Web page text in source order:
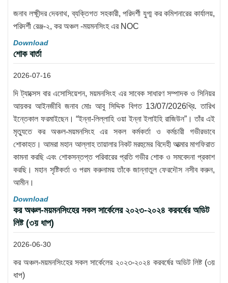
জনাব লক্ষীন্দর দেবনাথ, ব্যক্তিগত সহকারী, পরিদর্শী যুগ্ম কর কমিশনারের কার্যালয়,
পরিদর্শী রেঞ্জ-২, কর অঞ্চল -ময়মনসিংহ এর NOC
Download
শোক বার্তা
2026-07-16
দি ট্যাক্সেস বার এসোসিয়েশন, ময়মনসিংহ এর সাবেক সাধারণ সম্পাদক ও সিনিয়র
আয়কর আইনজীবি জনাব মোঃ আবু সিদ্দিক বিগত 13/07/2026খ্রি. তারিখ
ইন্তেকাল ফরমাইছেন। “ইন্না-লিল্লাহি ওয়া ইন্না ইলাইহি রাজিউন”। তাঁর এই
মৃত্যুতে কর অঞ্চল-ময়মনসিংহ এর সকল কর্মকর্তা ও কর্মচারী গভীরভাবে
শোকাহত। আমরা মহান আল্লাহ তায়ালার নিকট মরহুমের বিদেহী আত্মার মাগফিরাত
কামনা করছি এবং শোকসন্তপ্ত পরিবারের প্রতি গভীর শোক ও সমবেদনা প্রকাশ
করছি। মহান সৃষ্টিকর্তা ও পরম করুনাময় তাঁকে জান্নাতুল ফেরদৌস নসীব করুন,
আমীন।
Download
কর অঞ্চল-ময়মনসিংহের সকল সার্কেলের ২০২৩-২০২৪ করবর্ষের অডিট
লিষ্ট (৩য় ধাপ)
2026-06-30
কর অঞ্চল-ময়মনসিংহের সকল সার্কেলের ২০২৩-২০২৪ করবর্ষের অডিট লিষ্ট (৩য়
ধাপ)